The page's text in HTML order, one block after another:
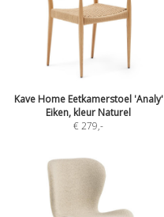
Kave Home Eetkamerstoel 'Analy'
Eiken, kleur Naturel
€ 279,-